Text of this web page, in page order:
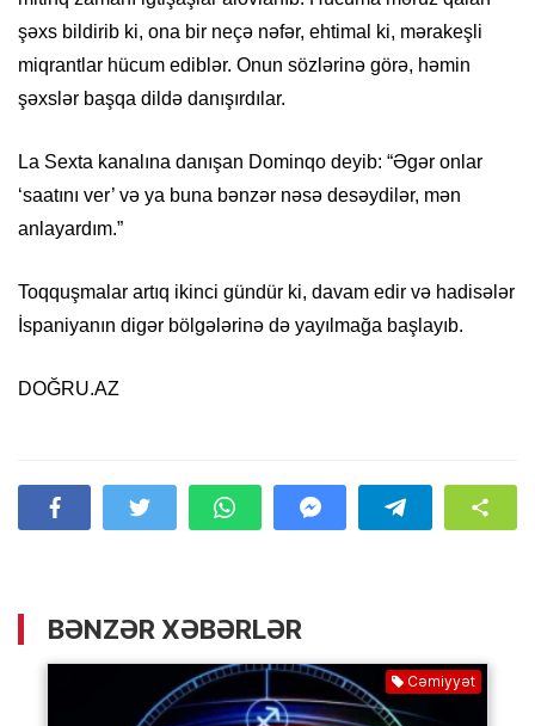
şəxs bildirib ki, ona bir neçə nəfər, ehtimal ki, mərakeşli
miqrantlar hücum ediblər. Onun sözlərinə görə, həmin
şəxslər başqa dildə danışırdılar.
La Sexta kanalına danışan Dominqo deyib: “Əgər onlar
‘saatını ver’ və ya buna bənzər nəsə desəydilər, mən
anlayardım.”
Toqquşmalar artıq ikinci gündür ki, davam edir və hadisələr
İspaniyanın digər bölgələrinə də yayılmağa başlayıb.
DOĞRU.AZ
BƏNZƏR XƏBƏRLƏR
Cəmiyyət